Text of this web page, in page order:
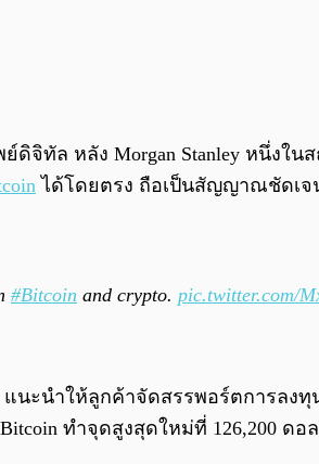
ทัล หลัง Morgan Stanley หนึ่งใ
ได้โดยตรง ถือเป็นสัญญาณชัดเจ
#Bitcoin and crypto. pic.twitter.com/
ะนำให้ลูกค้าจัดสรรพอร์ตการลงทุ
ทำจุดสูงสุดใหม่ที่ 126,200 ดอ